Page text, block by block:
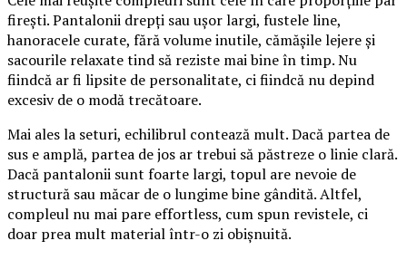
firești. Pantalonii drepți sau ușor largi, fustele line,
hanoracele curate, fără volume inutile, cămășile lejere și
sacourile relaxate tind să reziste mai bine în timp. Nu
fiindcă ar fi lipsite de personalitate, ci fiindcă nu depind
excesiv de o modă trecătoare.
Mai ales la seturi, echilibrul contează mult. Dacă partea de
sus e amplă, partea de jos ar trebui să păstreze o linie clară.
Dacă pantalonii sunt foarte largi, topul are nevoie de
structură sau măcar de o lungime bine gândită. Altfel,
compleul nu mai pare effortless, cum spun revistele, ci
doar prea mult material într-o zi obișnuită.